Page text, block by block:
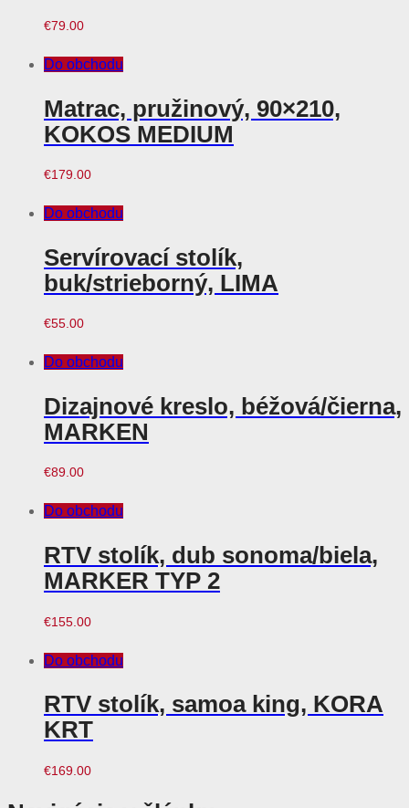
€79.00
Do obchodu
Matrac, pružinový, 90×210,
KOKOS MEDIUM
€179.00
Do obchodu
Servírovací stolík,
buk/strieborný, LIMA
€55.00
Do obchodu
Dizajnové kreslo, béžová/čierna,
MARKEN
€89.00
Do obchodu
RTV stolík, dub sonoma/biela,
MARKER TYP 2
€155.00
Do obchodu
RTV stolík, samoa king, KORA
KRT
€169.00